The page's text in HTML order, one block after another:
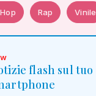
Rap Vinile
flash sul tuo